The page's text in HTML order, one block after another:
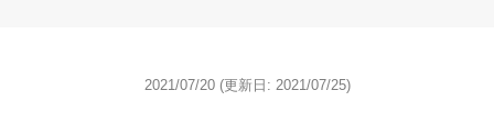
2021/07/20 (更新日: 2021/07/25)